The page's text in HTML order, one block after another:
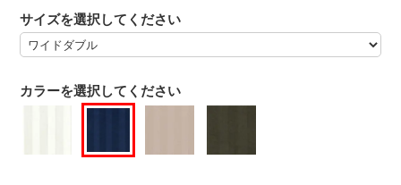
カラーを選択してください
サイズを選択してください